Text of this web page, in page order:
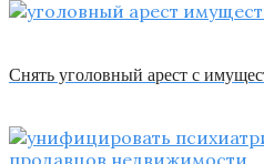
Снять уголовный арест с